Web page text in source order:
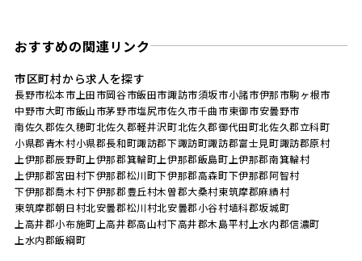
おすすめの関連リンク
市区町村から求人を探す
長野市松本市 上田市岡谷市飯田市諏訪市須坂市小諸市伊那市駒ヶ根市
中野市大町市飯山市茅野市塩尻市佐久市千曲市東御市安曇野市
南佐久郡佐久穂町北佐久郡軽井沢町北佐久郡御代田町北佐久郡立科町
小県郡青木村小県郡長和町諏訪郡下諏訪町諏訪郡富士見町諏訪郡原村
上伊那郡辰野町 上伊那郡箕輪町 上伊那郡飯島町 上伊那郡南箕輪村
上伊那郡宮田村下伊那郡松川町下伊那郡高森町下伊那郡阿智村
下伊那郡喬木村下伊那郡豊丘村木曽郡大桑村東筑摩郡麻績村
東筑摩郡朝日村北安曇郡松川村北安曇郡小谷村埴科郡坂城町
上高井郡小布施町 上高井郡高山村下高井郡木島平村上水内郡信濃町
上水内郡飯綱町